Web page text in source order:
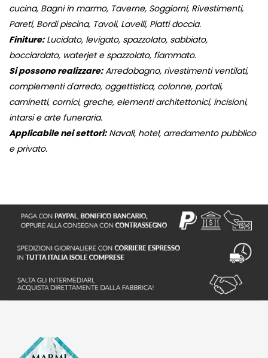
cucina, Bagni in marmo, Taverne, Soggiorni, Rivestimenti,
Pareti, Bordi piscina, Tavoli, Lavelli, Piatti doccia.
Finiture:Lucidato, levigato, spazzolato, sabbiato,
bocciardato, waterjet e spazzolato, fiammato.
Si possono realizzare:Arredobagno, rivestimenti ventilati,
complementi d'arredo, oggettistica, colonne, portali,
caminetti, cornici, greche, elementi architettonici, incisioni,
intarsi e arte funeraria.
Applicabile nei settori:Navali, hotel, arredamento pubblico
e privato.